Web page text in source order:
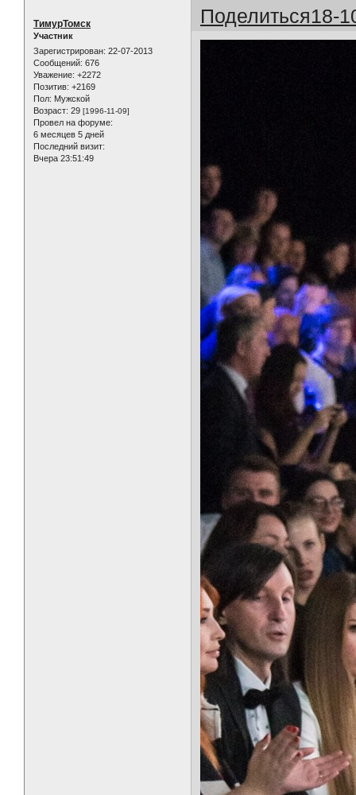
Поделиться18-
ТимурТомск
Участник
Зарегистрирован: 22-07-2013
Сообщений: 676
Уважение: +2272
Позитив: +2169
Пол: Мужской
Возраст: 29 [1996-11-09]
Провел на форуме:
6 месяцев 5 дней
Последний визит:
Вчера 23:51:49